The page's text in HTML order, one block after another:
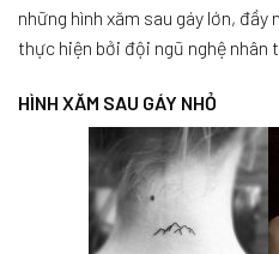
những hình xăm sau gáy lớn,
thực hiện bởi đội ngũ nghệ nhân
HÌNH XĂM SAU GÁY NHỎ